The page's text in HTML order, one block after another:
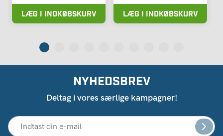
LÆG I INDKØBSKURV LÆG I INDKØBSKURV
NYHEDSBREV
Deltag i vores særlige kampagner!